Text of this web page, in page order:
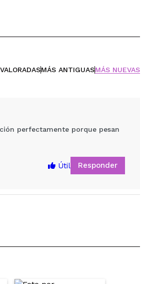
MÁS ANTIGUASMÁS NUEVAS
perfectamente porque pesan
Útil Responder